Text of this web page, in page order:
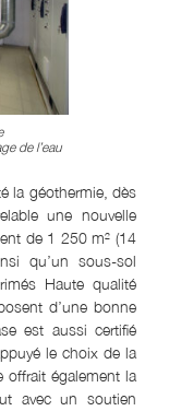
de l’eau
la géothermie, dès
une nouvelle
de 1 250 m² (14
qu’un sous-sol
Haute qualité
d’une bonne
est aussi certifié
le choix de la
également la
avec un soutien